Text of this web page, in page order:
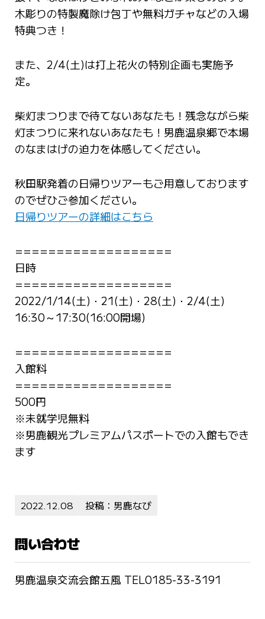
木彫りの特製魔除け包丁や無料ガチャなどの入場
特典つき！
また、2/4(土)は打上花火の特別企画も実施予
定。
柴灯まつりまで待てないあなたも！残念ながら柴
灯まつりに来れないあなたも！男鹿温泉郷で本場
のなまはげの迫力を体感してください。
秋田駅発着の日帰りツアーもご用意しております
のでぜひご参加ください。
日帰りツアーの詳細はこちら
===================
日時
===================
2022/1/14(土)・21(土)・28(土)・2/4(土)
16:30～17:30(16:00開場)
===================
入館料
===================
500円
※未就学児無料
※男鹿観光プレミアムパスポートでの入館もでき
ます
2022.12.08 投稿：男鹿なび
問い合わせ
男鹿温泉交流会館五風 TEL0185-33-3191